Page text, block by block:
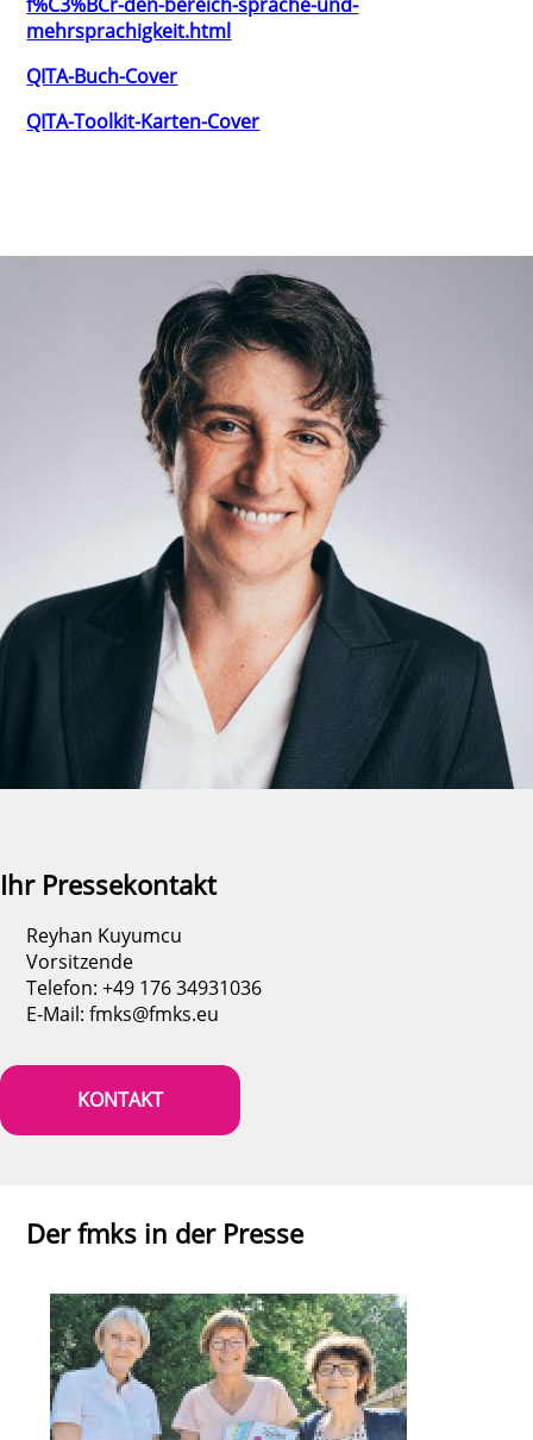
mehrsprachigkeit.html
QITA-Buch-Cover
QITA-Toolkit-Karten-Cover
Ihr Pressekontakt
Reyhan Kuyumcu
Vorsitzende
Telefon: +49 176 34931036
E-Mail: fmks@fmks.eu
KONTAKT
Der fmks in der Presse